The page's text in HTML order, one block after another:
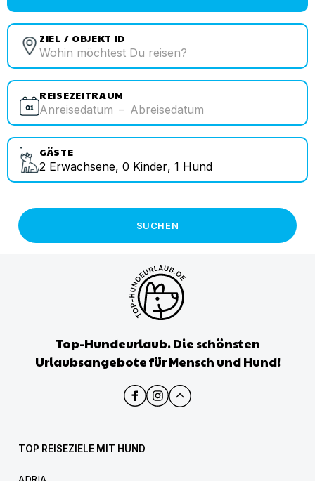
ZIEL / OBJEKT ID
REISEZEITRAUM
Anreisedatum – Abreisedatum
GÄSTE
2 Erwachsene, 0 Kinder, 1 Hund
SUCHEN
Top-Hundeurlaub. Die schönsten
Urlaubsangebote für Mensch und Hund!
TOP REISEZIELE MIT HUND